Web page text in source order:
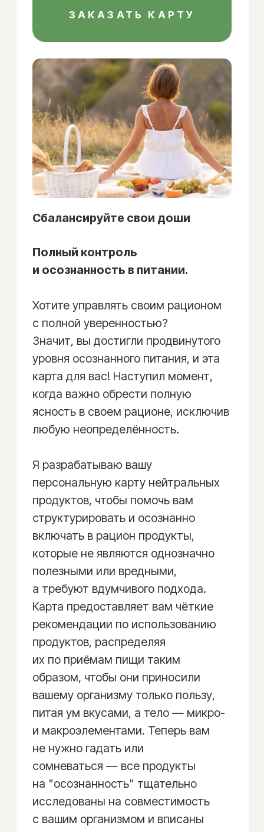
и оптимизирует различные аспекты
питания и образа жизни.
Читать далее
Программа Питания
«ЛИЧНЫЕ ЦЕЛИ»
249 900 ₽